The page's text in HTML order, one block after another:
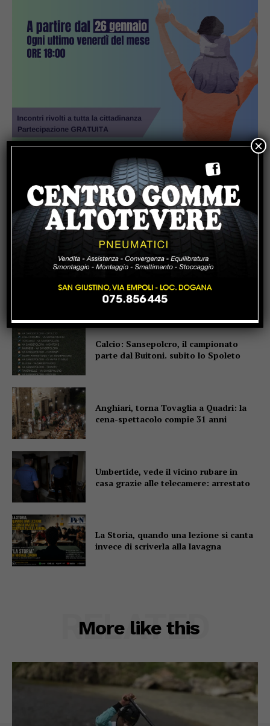
Popular
tifernate convocato per la Scozia
Calcio: Sansepolcro, il campionato
parte dal Buitoni. subito lo Spoleto
Anghiari, torna Tovaglia a Quadri: la
cena-spettacolo compie 31 anni
Umbertide, vede il vicino rubare in
casa grazie alle telecamere: arrestato
La Storia, quando una lezione si canta
invece di scriverla alla lavagna
More like this
RELATED
×